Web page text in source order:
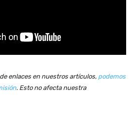
enlaces en nuestros artículos, podemos
. Esto no afecta nuestra